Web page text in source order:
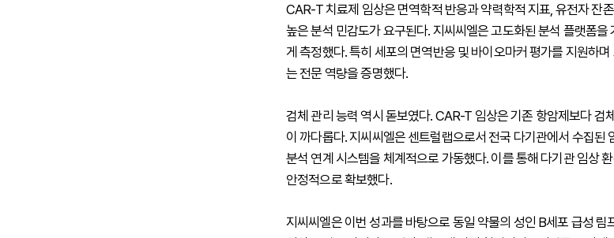
CAR-T 치료제 임상은 면역학적 반응과 약력학적 지표, 유전자 잔
높은 분석 민감도가 요구된다. 지씨씨엘은 고도화된 분석 플랫폼
게 측정했다. 특히 세포의 면역반응 및 바이오마커 평가를 지원하
는 전문 역량을 증명했다.
검체 관리 능력 역시 돋보였다. CAR-T 임상은 기존 항암제보다 검
이 까다롭다. 지씨씨엘은 센트럴랩으로서 전국 다기관에서 수집된
분석 연계 시스템을 체계적으로 가동했다. 이를 통해 다기관 임상
안정적으로 확보했다.
지씨씨엘은 이번 성과를 바탕으로 동일 약물의 성인 B세포 급성